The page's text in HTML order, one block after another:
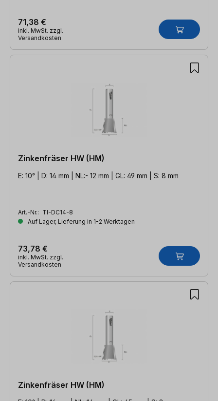
71,38 €
inkl. MwSt. zzgl.
Versandkosten
Zinkenfräser HW (HM)
E: 10° | D: 14 mm | NL:- 12 mm | GL: 49 mm | S: 8 mm
Art.-Nr.: TI-DC14-8
Auf Lager, Lieferung in 1-2 Werktagen
73,78 €
inkl. MwSt. zzgl.
Versandkosten
Zinkenfräser HW (HM)